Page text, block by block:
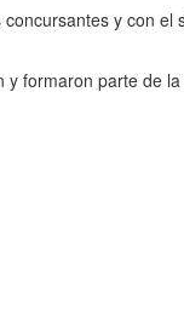
y con el
y formaron parte de la